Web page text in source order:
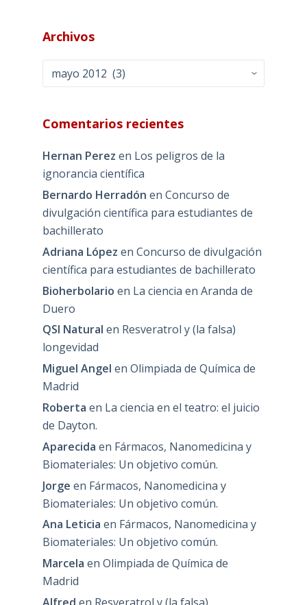
Archivos
Comentarios recientes
Hernan Perez en Los peligros de la
ignorancia científica
Bernardo Herradón en Concurso de
divulgación científica para estudiantes de
bachillerato
Adriana López en Concurso de divulgación
científica para estudiantes de bachillerato
Bioherbolario en La ciencia en Aranda de
Duero
QSI Natural en Resveratrol y (la falsa)
longevidad
Miguel Angel en Olimpiada de Química de
Madrid
Roberta en La ciencia en el teatro: el juicio
de Dayton.
Aparecida en Fármacos, Nanomedicina y
Biomateriales: Un objetivo común.
Jorge en Fármacos, Nanomedicina y
Biomateriales: Un objetivo común.
Ana Leticia en Fármacos, Nanomedicina y
Biomateriales: Un objetivo común.
Marcela en Olimpiada de Química de
Madrid